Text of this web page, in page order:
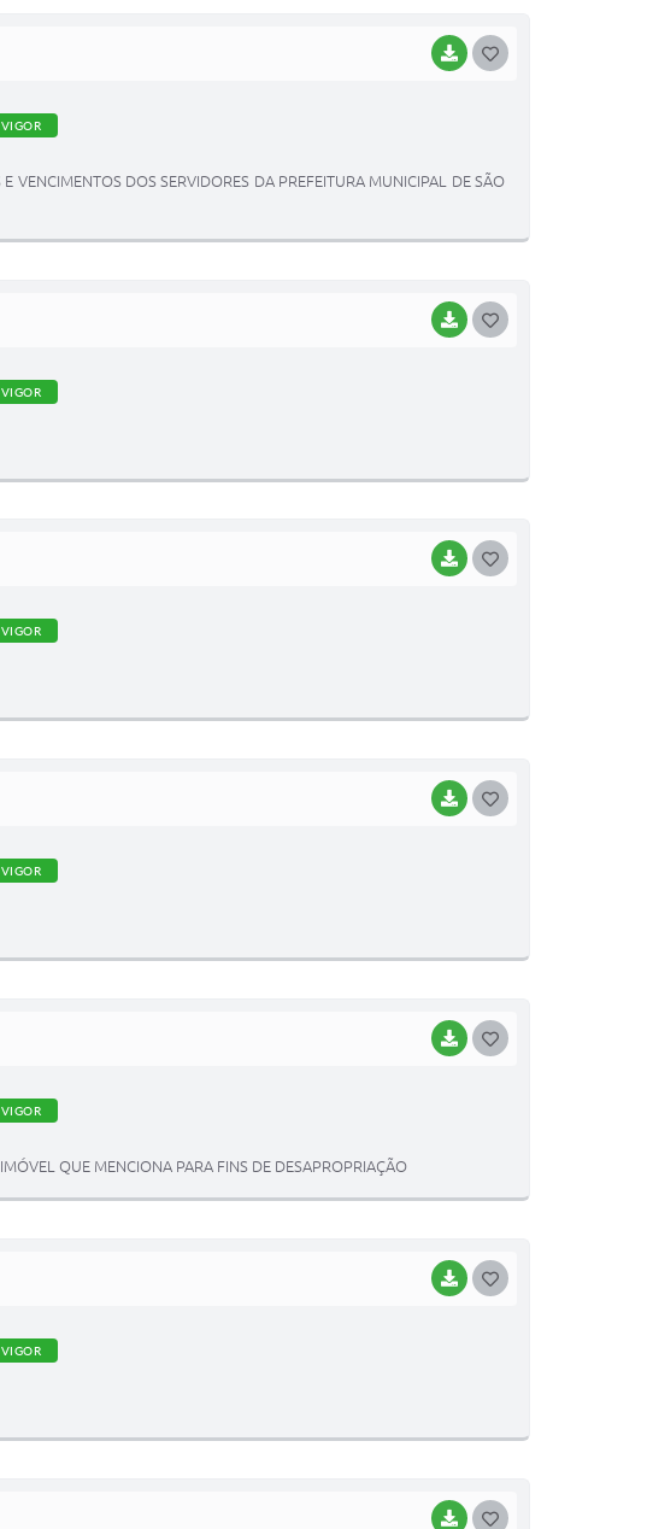
BAIXAR
I
VENCIMENTOS DOS SERVIDORES DA PREFEITURA MUNICIPAL DE SÃO
BAIXAR
BAIXAR
BAIXAR
BAIXAR
QUE MENCIONA PARA FINS DE DESAPROPRIAÇÃO
BAIXAR
BAIXAR